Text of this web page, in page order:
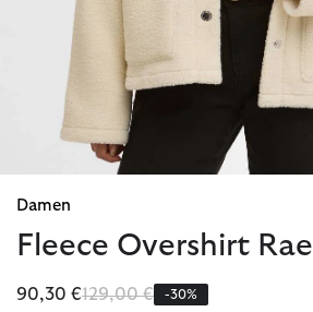
Damen
Fleece Overshirt Rae
90,30 €Reduziert von
129,00 €bis-30%